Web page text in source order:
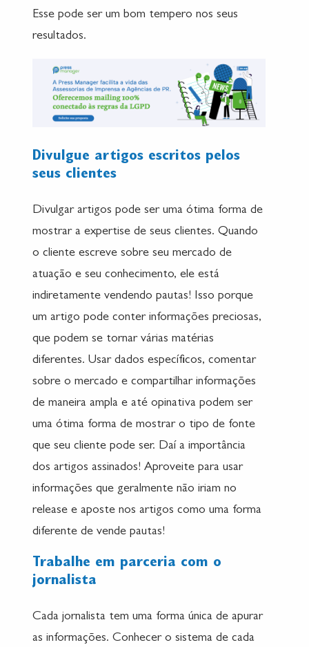
Esse pode ser um bom tempero nos seus
resultados.
Divulgue artigos escritos pelos
seus clientes
Divulgar artigos pode ser uma ótima forma de
mostrar a expertise de seus clientes. Quando
o cliente escreve sobre seu mercado de
atuação e seu conhecimento, ele está
indiretamente vendendo pautas! Isso porque
um artigo pode conter informações preciosas,
que podem se tornar várias matérias
diferentes. Usar dados específicos, comentar
sobre o mercado e compartilhar informações
de maneira ampla e até opinativa podem ser
uma ótima forma de mostrar o tipo de fonte
que seu cliente pode ser. Daí a importância
dos artigos assinados! Aproveite para usar
informações que geralmente não iriam no
release e aposte nos artigos como uma forma
diferente de vende pautas!
Trabalhe em parceria com o
jornalista
Cada jornalista tem uma forma única de apurar
as informações. Conhecer o sistema de cada